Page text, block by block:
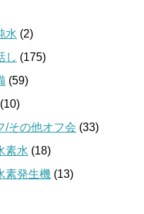
水 (2)
し (175)
(59)
(10)
/その他オフ会 (33)
素水 (18)
素発生機 (13)